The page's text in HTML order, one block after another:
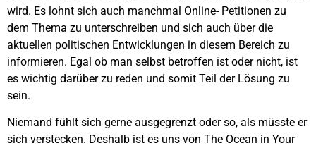
wird. Es lohnt sich auch manchmal Online- Petitionen zu
dem Thema zu unterschreiben und sich auch über die
aktuellen politischen Entwicklungen in diesem Bereich zu
informieren. Egal ob man selbst betroffen ist oder nicht, ist
es wichtig darüber zu reden und somit Teil der Lösung zu
sein.
Niemand fühlt sich gerne ausgegrenzt oder so, als müsste er
sich verstecken. Deshalb ist es uns von The Ocean in Your